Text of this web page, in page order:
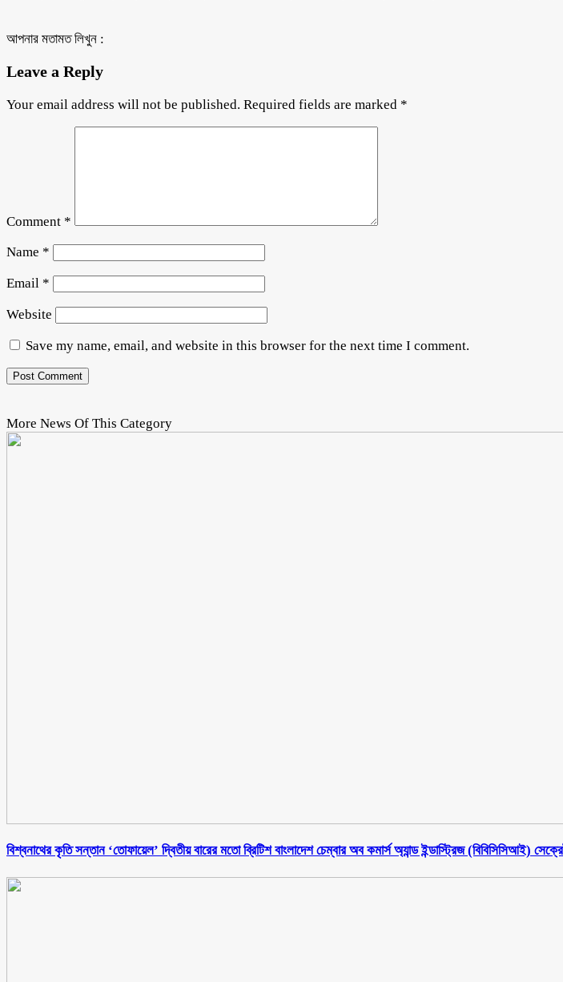
আপনার মতামত লিখুন :
Leave a Reply
Your email address will not be published. Required fields are marked *
Comment *
Name *
Email *
Website
Save my name, email, and website in this browser for the next time I comment.
More News Of This Category
বিশ্বনাথের কৃতি সন্তান ‘তোফায়েল’ দ্বিতীয় বারের মতো ব্রিটিশ বাংলাদেশ চেম্বার অব কমার্স অ্যান্ড ইন্ডাস্ট্রিজ (বিবিসিসিআই)